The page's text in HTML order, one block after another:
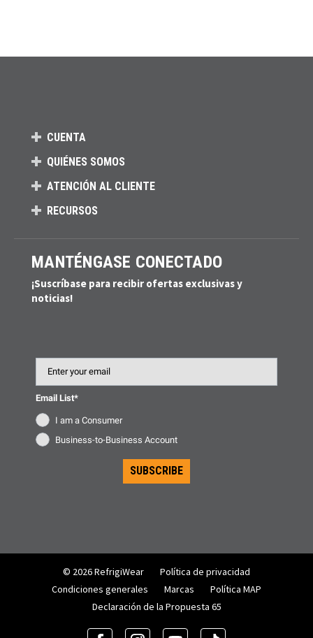
CUENTA
QUIÉNES SOMOS
ATENCIÓN AL CLIENTE
RECURSOS
MANTÉNGASE CONECTADO
¡Suscríbase para recibir ofertas exclusivas y
noticias!
Email List*
I am a Consumer
Business-to-Business Account
SUBSCRIBE
© 2026 RefrigiWear
Política de privacidad
Condiciones generales
Marcas
Política MAP
Declaración de la Propuesta 65